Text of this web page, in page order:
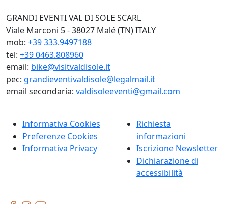
GRANDI EVENTI VAL DI SOLE SCARL
Viale Marconi 5 - 38027 Malé (TN) ITALY
mob: +39 333.9497188
tel: +39 0463.808960
email: bike@visitvaldisole.it
pec: grandieventivaldisole@legalmail.it
email secondaria: valdisoleeventi@gmail.com
Informativa Cookies
Preferenze Cookies
Informativa Privacy
Richiesta
informazioni
Iscrizione Newsletter
Dichiarazione di
accessibilità